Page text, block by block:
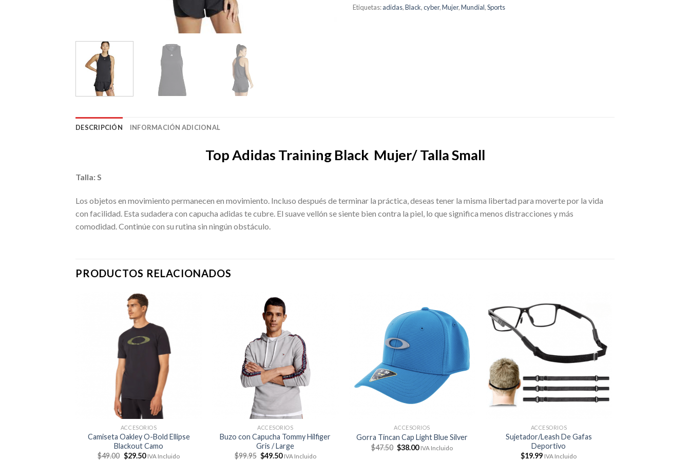
Etiquetas:adidas,Black,cyber,Mujer,Mundial,Sports
DESCRIPCIÓN INFORMACIÓN ADICIONAL
Top Adidas Training Black Mujer/ Talla Small
Talla: S
Los objetos en movimiento permanecen en movimiento. Incluso después de terminar la práctica, deseas tener la misma libertad para moverte por la vida
con facilidad. Esta sudadera con capucha adidas te cubre. El suave vellón se siente bien contra la piel, lo que significa menos distracciones y más
comodidad. Continúe con su rutina sin ningún obstáculo.
PRODUCTOS RELACIONADOS
ACCESORIOS
Camiseta Oakley O-Bold Ellipse
Blackout Camo
$49.00 El
$29.50ElIVA Incluido
ACCESORIOS
Buzo con Capucha Tommy Hilfiger
Gris / Large
$99.95 El
$49.50ElIVA Incluido
ACCESORIOS
Gorra Tincan Cap Light Blue Silver
$47.50 El
precio
$38.00ElIVA Incluido
ACCESORIOS
Sujetador/Leash De Gafas
Deportivo
$19.99 IVA Incluido